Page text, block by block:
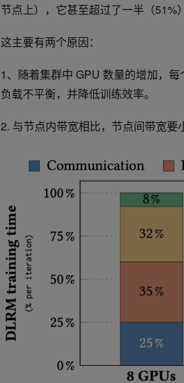
节点上），它甚至超过了一半（51%
这主要有两个原因：
1、随着集群中 GPU 数量的增加，
负载不平衡，并降低训练效率。
2. 与节点内带宽相比，节点间带宽要